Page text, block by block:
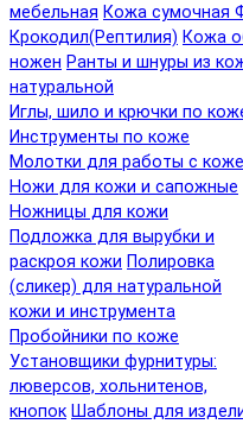
мебельная Кожа сумочная
Крокодил(Рептилия) Кожа
ножен Ранты и шнуры из
натуральной
Иглы, шило и крючки по
Инструменты по коже
Молотки для работы с
Ножи для кожи и сапожные
Ножницы для кожи
Подложка для вырубки и
раскроя кожи Полировка
(сликер) для натуральной
кожи и инструмента
Пробойники по коже
Установщики фурнитуры:
люверсов, хольнитенов,
кнопок Шаблоны для